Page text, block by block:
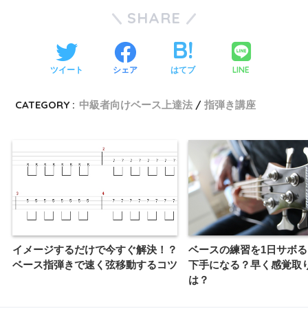
SHARE
ツイート シェア はてブ LINE
CATEGORY : 中級者向けベース上達法 指弾き講座
イメージするだけで今すぐ解決！？
ベース指弾きで速く弦移動するコツ
ベースの練習を1日サボ
下手になる？早く感覚取
は？